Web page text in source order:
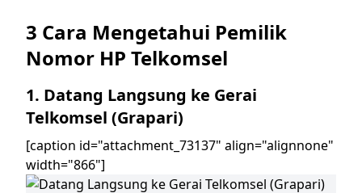
3 Cara Mengetahui Pemilik
Nomor HP Telkomsel
1. Datang Langsung ke Gerai
Telkomsel (Grapari)
[caption id="attachment_73137" align="alignnone"
width="866"]